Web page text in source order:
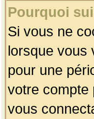
Pourquoi
Si vous ne
lorsque vous
pour une
votre compte
vous